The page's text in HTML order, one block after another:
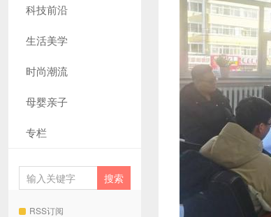
科技前沿
生活美学
时尚潮流
母婴亲子
专栏
RSS订阅